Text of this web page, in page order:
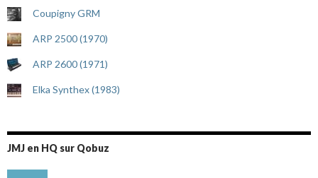
Coupigny GRM
ARP 2500 (1970)
ARP 2600 (1971)
Elka Synthex (1983)
JMJ en HQ sur Qobuz